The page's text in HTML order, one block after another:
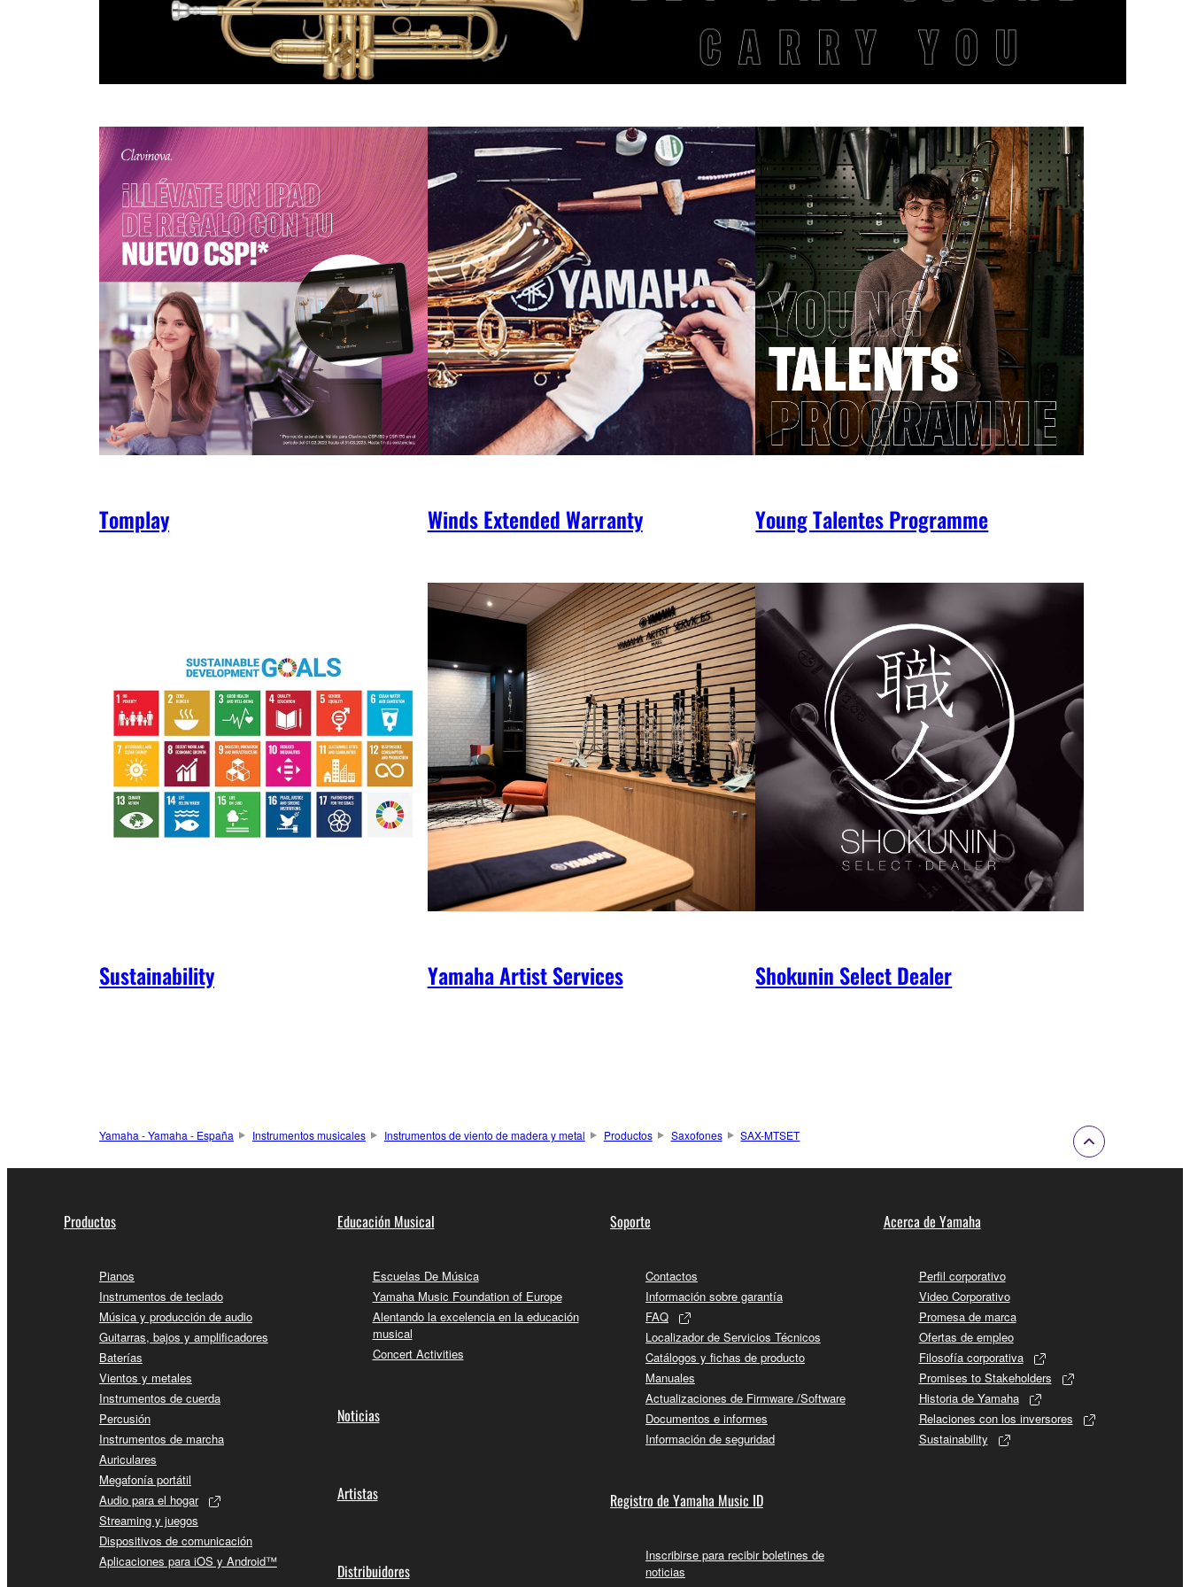
Tomplay Winds Extended Warranty Young Talentes Programme
Sustainability Yamaha Artist Services Shokunin Select Dealer
Yamaha - Yamaha - España Instrumentos musicales Instrumentos de viento de madera y metal Productos Saxofones SAX-MTSET
Productos
Pianos
Instrumentos de teclado
Música y producción de audio
Guitarras, bajos y amplificadores
Baterías
Vientos y metales
Instrumentos de cuerda
Percusión
Instrumentos de marcha
Auriculares
Megafonía portátil
Audio para el hogar
Streaming y juegos
Dispositivos de comunicación
Aplicaciones para iOS y Android™
Educación Musical
Escuelas De Música
Yamaha Music Foundation of Europe
Alentando la excelencia en la educación
musical
Concert Activities
Noticias
Artistas
Distribuidores
Soporte
Contactos
Información sobre garantía
FAQ
Localizador de Servicios Técnicos
Catálogos y fichas de producto
Manuales
Actualizaciones de Firmware /Software
Documentos e informes
Información de seguridad
Registro de Yamaha Music ID
Inscribirse para recibir boletines de
noticias
Acerca de Yamaha
Perfil corporativo
Video Corporativo
Promesa de marca
Ofertas de empleo
Filosofía corporativa
Promises to Stakeholders
Historia de Yamaha
Relaciones con los inversores
Sustainability